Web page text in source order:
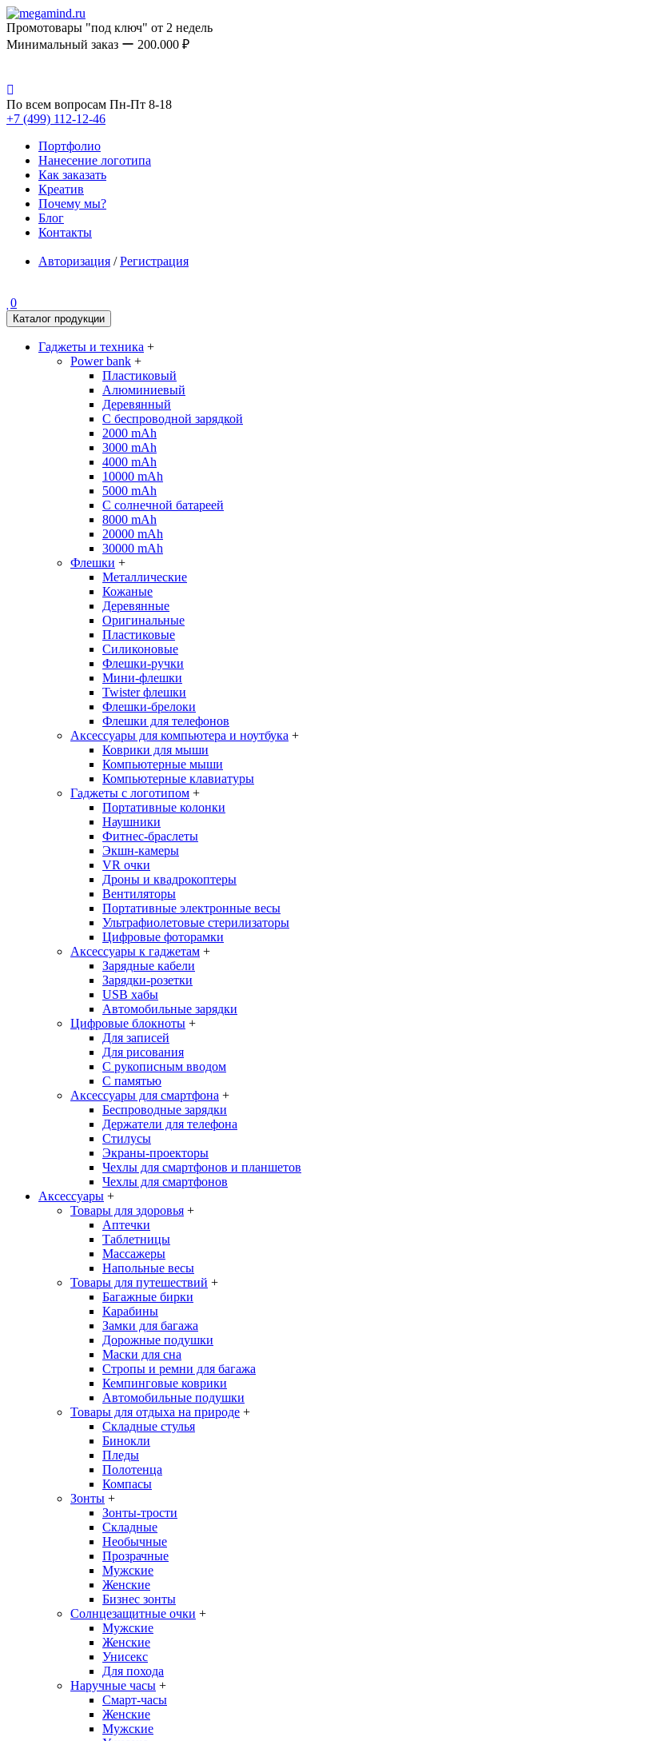
Промотовары "под ключ" от 2 недель
Минимальный заказ ー 200.000 ₽
По всем вопросам Пн-Пт 8-18
+7 (499) 112-12-46
Портфолио
Нанесение логотипа
Как заказать
Креатив
Почему мы?
Блог
Контакты
Авторизация /Регистрация
0
Каталог продукции
Гаджеты и техника +
Power bank +
Пластиковый
Алюминиевый
Деревянный
С беспроводной зарядкой
2000 mAh
3000 mAh
4000 mAh
10000 mAh
5000 mAh
С солнечной батареей
8000 mAh
20000 mAh
30000 mAh
Флешки +
Металлические
Кожаные
Деревянные
Оригинальные
Пластиковые
Силиконовые
Флешки-ручки
Мини-флешки
Twister флешки
Флешки-брелоки
Флешки для телефонов
Аксессуары для компьютера и ноутбука +
Коврики для мыши
Компьютерные мыши
Компьютерные клавиатуры
Гаджеты с логотипом +
Портативные колонки
Наушники
Фитнес-браслеты
Экшн-камеры
VR очки
Дроны и квадрокоптеры
Вентиляторы
Портативные электронные весы
Ультрафиолетовые стерилизаторы
Цифровые фоторамки
Аксессуары к гаджетам +
Зарядные кабели
Зарядки-розетки
USB хабы
Автомобильные зарядки
Цифровые блокноты +
Для записей
Для рисования
С рукописным вводом
С памятью
Аксессуары для смартфона +
Беспроводные зарядки
Держатели для телефона
Стилусы
Экраны-проекторы
Чехлы для смартфонов и планшетов
Чехлы для смартфонов
Аксессуары +
Товары для здоровья +
Аптечки
Таблетницы
Массажеры
Напольные весы
Товары для путешествий +
Багажные бирки
Карабины
Замки для багажа
Дорожные подушки
Маски для сна
Стропы и ремни для багажа
Кемпинговые коврики
Автомобильные подушки
Товары для отдыха на природе +
Складные стулья
Бинокли
Пледы
Полотенца
Компасы
Зонты +
Зонты-трости
Складные
Необычные
Прозрачные
Мужские
Женские
Бизнес зонты
Солнцезащитные очки +
Мужские
Женские
Унисекс
Для похода
Наручные часы +
Смарт-часы
Женские
Мужские